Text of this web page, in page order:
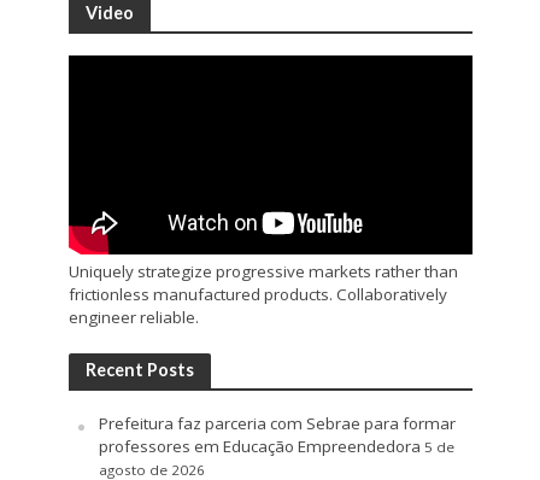
Video
Uniquely strategize progressive markets rather than
frictionless manufactured products. Collaboratively
engineer reliable.
Recent Posts
Prefeitura faz parceria com Sebrae para formar
professores em Educação Empreendedora 5 de
agosto de 2026